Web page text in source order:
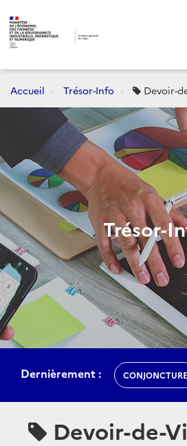
Accueil Trésor-Info Devoir-
Trésor-
Dernièrement : CONJONCTURE
Devoir-de-